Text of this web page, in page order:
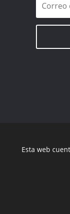
Esta web